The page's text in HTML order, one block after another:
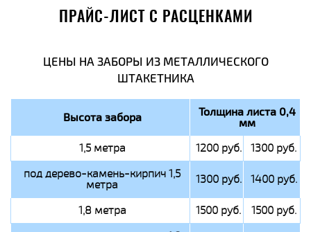
ПРАЙС-ЛИСТ С РАСЦЕНКАМИ
ЦЕНЫ НА ЗАБОРЫ ИЗ МЕТАЛЛИЧЕСКОГО
ШТАКЕТНИКА
Высота забора Толщина листа 0,4
мм
1,5 метра 1200 руб.
1300 руб.
под дерево-камень-кирпич 1,5
метра 1300 руб. 1400 руб.
1,8 метра 1500 руб.
1500 руб.